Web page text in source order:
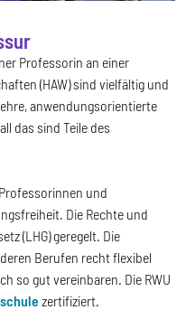
Professorin an einer
(HAW) sind vielfältig und
anwendungsorientierte
das sind Teile des
und
Die Rechte und
(LHG) geregelt. Die
Berufen recht flexibel
so gut vereinbaren. Die RWU
zertifiziert.